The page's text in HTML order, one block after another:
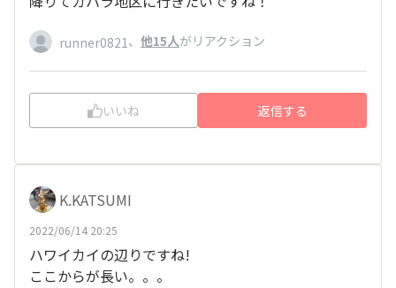
runner0821 、 他15人がリアクション
いいね 返信する
K.KATSUMI
2022/06/14 20:25
ハワイカイの辺りですね!
ここからが長い。。。